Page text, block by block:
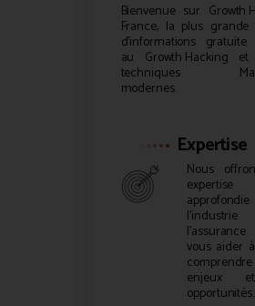
Bienvenue sur Growth
France, la plus grande
d’informations gratuite
au Growth Hacking et
techniques
modernes.
Expertise
Nous
expertise
vous aider
enjeux
opportunités.